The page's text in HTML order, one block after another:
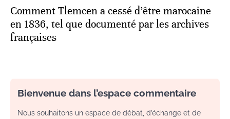
Comment Tlemcen a cessé d’être marocaine
en 1836, tel que documenté par les archives
françaises
Bienvenue dans l’espace commentaire
Nous souhaitons un espace de débat, d’échange et de